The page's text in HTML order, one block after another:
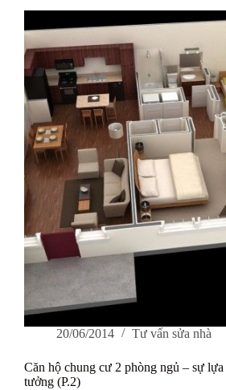
phòng
ngủ
–
“Thấu
hiểu”
cuộc
sống
hiện
đại
(P.2)
20/06/2014 Tư vấn sửa nhà
Căn hộ chung cư 2 phòng ngủ – sự
tưởng (P.2)